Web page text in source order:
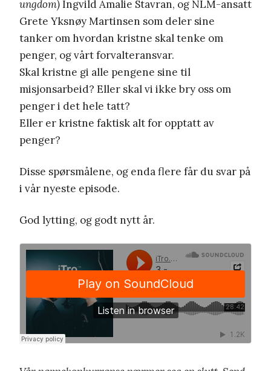
ungdom)Ingvild Amalie Stavran, og NLM-ansatt
Grete Yksnøy Martinsen som deler sine
tanker om hvordan kristne skal tenke om
penger, og vårt forvalteransvar.
Skal kristne gi alle pengene sine til
misjonsarbeid? Eller skal vi ikke bry oss om
penger i det hele tatt?
Eller er kristne faktisk alt for opptatt av
penger?
Disse spørsmålene, og enda flere får du svar på
i vår nyeste episode.
God lytting, og godt nytt år.